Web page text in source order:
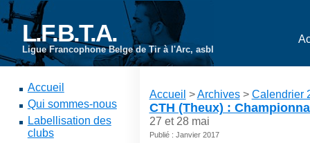
L.F.B.T.A.
Ligue Francophone Belge de Tir à l'Arc, asbl
Accueil
Qui sommes-nous
Labellisation des
clubs
Accueil >Archives> Calendrier
CTH (Theux) :
27 et 28 mai
Publié : Janvier 2017